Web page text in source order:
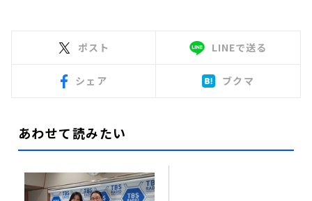
ポスト LINEで送る
シェア ブクマ
あわせて読みたい